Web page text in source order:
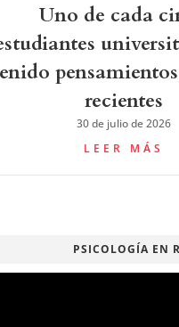
Uno de cada
recientes
30 de julio de 2026
LEER MÁS
PSICOLOGÍA EN